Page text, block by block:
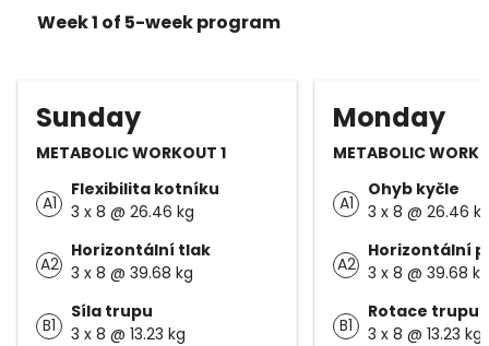
Week 1 of 5-week program
Sunday
METABOLIC WORKOUT 1
A1
Flexibilita kotníku
3 x 8 @ 26.46 kg
A2
Horizontální tlak
3 x 8 @ 39.68 kg
B1
Síla trupu
3 x 8 @ 13.23 kg
Monday
METABOLIC
A1
Ohyb kyčle
3 x 8 @ 26.46
A2
Horizontální
3 x 8 @ 39.68 kg
B1
Rotace trupu
3 x 8 @ 13.23 kg